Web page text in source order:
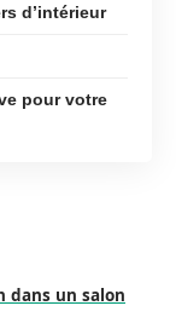
d’intérieur
pour votre
dans un salon